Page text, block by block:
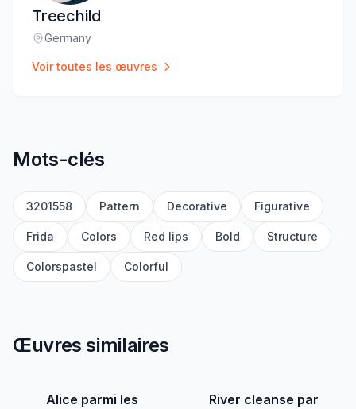
Treechild
Lieu:
Germany
Voir toutes les œuvres
Mots-clés
3201558 Pattern Decorative Figurative
Frida Colors Red lips Bold Structure
Colorspastel Colorful
Œuvres similaires
Alice parmi les
River cleanse par